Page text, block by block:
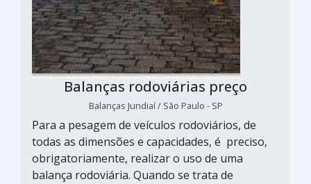
Balanças rodoviárias preço
Balanças Jundiaí / São Paulo - SP
Para a pesagem de veículos rodoviários, de
todas as dimensões e capacidades, é preciso,
obrigatoriamente, realizar o uso de uma
balança rodoviária. Quando se trata de